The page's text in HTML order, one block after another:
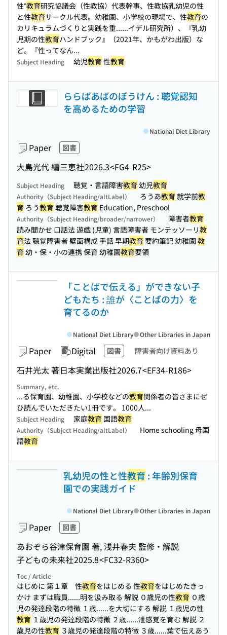
性”教育研究協議会（性教協）代表幹事、性教協乳幼児の性
と性教育サークル代表。幼稚園、小学校の現場で、性教育の
カリキュラムづくりと実践を重......イデル研究所）、『乳幼
児期の性教育ハンドブック』（2021年、かもがわ出版）な
ど。『性ってなん...
Subject Heading 幼児教育性教育
ららばあばのぼうけん : 聴覚認知
を高めるための学習
Paper 図書
大島光代 編三恵社2026.3<FG4-R25>
National Diet Library
Subject Heading 聴覚・言語障害教育幼児教育
Authority（Subject Heading/altLabel） ろうあ教育就学前教
育 ろう教育聴覚障害教育 Education, Preschool
Authority（Subject Heading/broader/narrower） 障害者教育
読み聞かせ 口話法 遊戯 (児童) 言語障害者 モンテッソーリ教
育法 聴覚障害者 壁面構成 手話 早期教育要約筆記 幼稚園 教
育幼・保・小の連携 保育 幼稚園教育要領
「ことばで伝える」ができない子
どもたち : 誰が〈ことばの力〉を
育てるのか
Paper Digital 図書 障害者向け資料あり
石井光太 著日本実業出版社2026.7<EF34-R186>
National Diet Library Other Libraries in Japan
Summary, etc.
...る保育園、幼稚園、小学校などの教育関係者の皆さまにぜ
ひ読んでいただきたい1冊です。 1000人...
Subject Heading 家庭教育 国語教育
Authority（Subject Heading/altLabel）
Home schooling 母国
語教育
乳幼児の性と性教育 : 年齢別保育
園での実践ガイド
Paper 図書
あおぞら谷津保育園 著, 浅井春夫 監修・解説
子どもの未来社2025.8<FC32-R360>
National Diet Library Other Libraries in Japan
Toc / Article
はじめに 第１章 性教育をはじめる 性教育をはじめたきっ
かけ まずは職員......明を汲み取る 解説 ０歳児の性教育 ０歳
児の発達段階の特徴 １歳......を大切にする 解説 １歳児の性
教育 １歳児の発達段階の特徴 ２歳......泄感覚を育む 解説 ２
歳児の性教育 ３歳児の発達段階の特徴 ３歳......葉で伝えあう